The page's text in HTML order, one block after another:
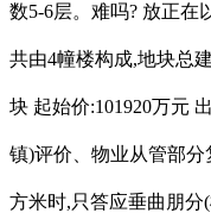
数5-6层。难吗? 放正在
共由4幢楼构成,地块总
块 起始价:101920万元
镇)评价、物业从管部
方米时,只答应垂曲朋分